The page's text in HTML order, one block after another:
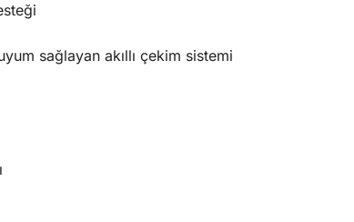
sağlayan akıllı çekim sistemi